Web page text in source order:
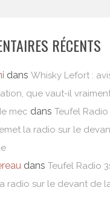
RÉCENTS
dans Whisky Lefort :
que vaut-il
mec dans Teufel Radio
la radio sur le
dans Teufel Radio
radio sur le devant de